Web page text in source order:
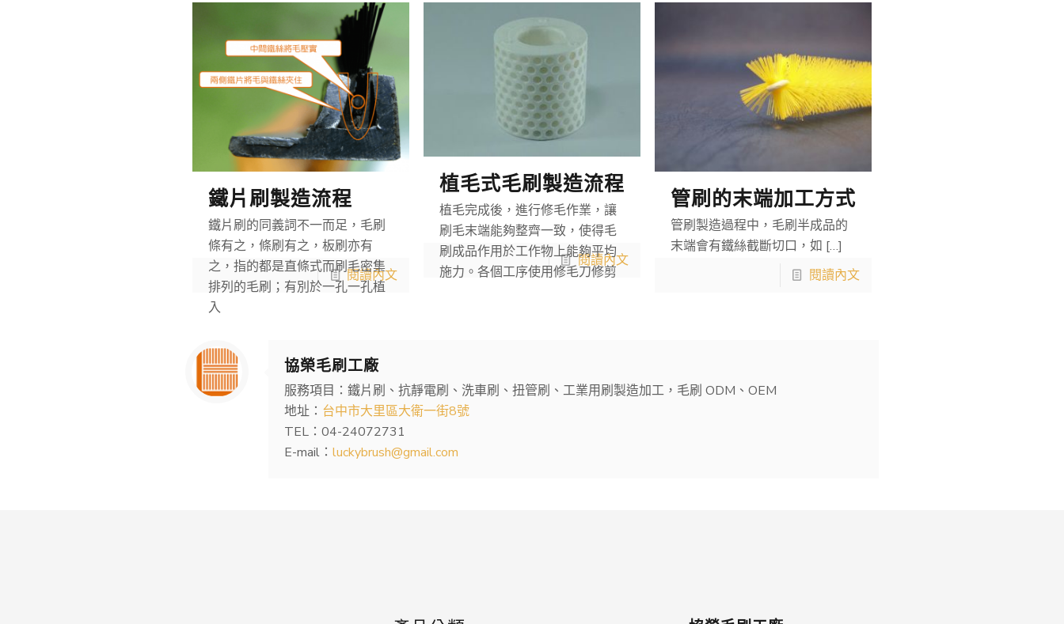
鐵片刷製造流程
鐵片刷的同義詞不一而足，毛刷
條有之，條刷有之，板刷亦有
之，指的都是直條式而刷毛密集
排列的毛刷；有別於一孔一孔植
入
閱讀內文
植毛式毛刷製造流程
植毛完成後，進行修毛作業，讓
刷毛末端能夠整齊一致，使得毛
刷成品作用於工作物上能夠平均
施力。各個工序使用修毛刀修剪
閱讀內文
管刷的末端加工方式
管刷製造過程中，毛刷半成品的
末端會有鐵絲截斷切口，如 […]
閱讀內文
協榮毛刷工廠
服務項目：鐵片刷、抗靜電刷、洗車刷、扭管刷、工業用刷製造加工，毛刷 ODM、OEM
地址： 台中市大里區大衛一街8號
TEL：04-24072731
E-mail：luckybrush@gmail.com